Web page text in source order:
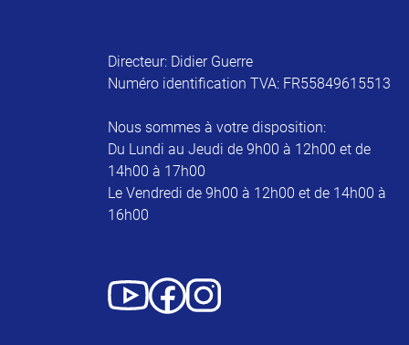
Directeur: Didier Guerre
Numéro identification TVA: FR55849615513
Nous sommes à votre disposition:
Du Lundi au Jeudi de 9h00 à 12h00 et de
14h00 à 17h00
Le Vendredi de 9h00 à 12h00 et de 14h00 à
16h00